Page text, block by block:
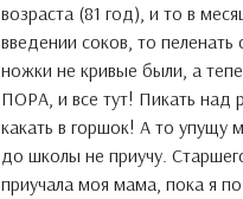
возраста (81 год), и то в
введении соков, то пеленать
ножки не кривые были, а
ПОРА, и все тут! Пикать над
какать в горшок! А то упущу
до школы не приучу.
приучала моя мама, пока я